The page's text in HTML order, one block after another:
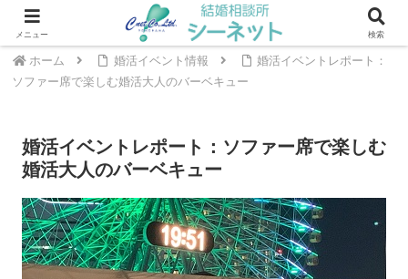
川崎・武蔵小杉エリアの結婚相談所 ｜ シーネット結婚相談所
ホーム 婚活イベント情報
婚活イベントレポート：
ソファー席で楽しむ婚活大人のバーベキュー
婚活イベントレポート：ソファー席で楽しむ
婚活大人のバーベキュー
メニュー 検索